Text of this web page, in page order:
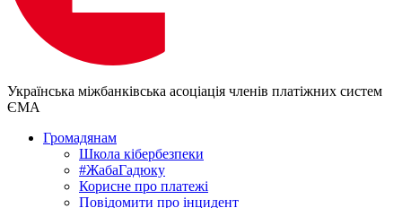
Українська міжбанківська асоціація членів платіжних систем
ЄМА
Громадянам
Школа кібербезпеки
#ЖабаГадюку
Корисне про платежі
Повідомити про інцидент